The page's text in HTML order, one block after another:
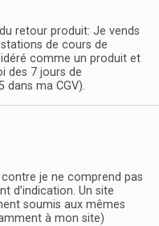
retour produit: Je vends
de cours de
comme un produit et
des 7 jours de
dans ma CGV).
je ne comprend pas
d’indication. Un site
soumis aux mêmes
à mon site)